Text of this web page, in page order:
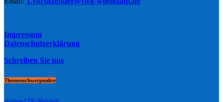
Impressum
Datenschutzerklärung
Schreiben Sie uns
Themenschwerpunkte
absolute CDU-Mehrheit